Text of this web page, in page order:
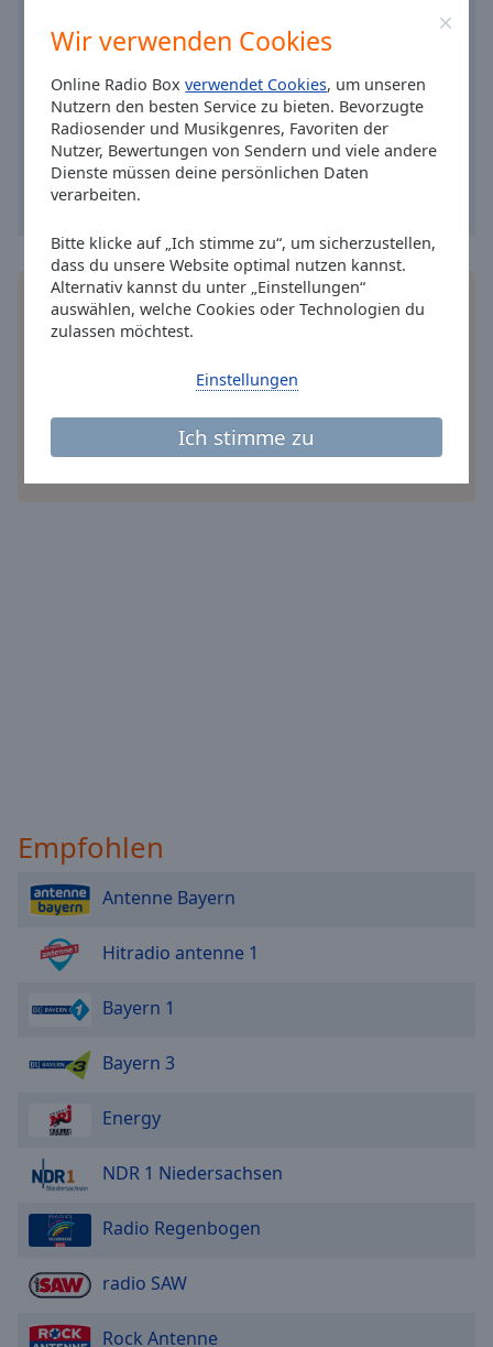
Wir verwenden Cookies
Online Radio Boxverwendet Cookies, um unseren
Nutzern den besten Service zu bieten. Bevorzugte
Radiosender und Musikgenres, Favoriten der
Nutzer, Bewertungen von Sendern und viele andere
Dienste müssen deine persönlichen Daten
verarbeiten.
Bitte klicke auf „Ich stimme zu“, um sicherzustellen,
dass du unsere Website optimal nutzen kannst.
Alternativ kannst du unter „Einstellungen“
auswählen, welche Cookies oder Technologien du
zulassen möchtest.
Ich stimme zu
Einstellungen
Background
Opacity
Installieren Sie gratisGratisappauf Ihrem
Smartphone die Online Radio Box-App und hören
wollen.
Empfohlen
Antenne Bayern
Hitradio antenne 1
Bayern 1
Bayern 3
Energy
NDR 1 Niedersachsen
Radio Regenbogen
radio SAW
Rock Antenne